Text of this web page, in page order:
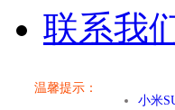
联系我
温馨提示：
乐道